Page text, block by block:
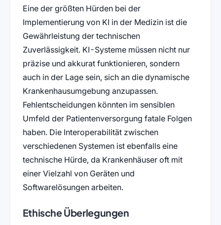
Eine der größten Hürden bei der
Implementierung von KI in der Medizin ist die
Gewährleistung der technischen
Zuverlässigkeit. KI-Systeme müssen nicht nur
präzise und akkurat funktionieren, sondern
auch in der Lage sein, sich an die dynamische
Krankenhausumgebung anzupassen.
Fehlentscheidungen könnten im sensiblen
Umfeld der Patientenversorgung fatale Folgen
haben. Die Interoperabilität zwischen
verschiedenen Systemen ist ebenfalls eine
technische Hürde, da Krankenhäuser oft mit
einer Vielzahl von Geräten und
Softwarelösungen arbeiten.
Ethische Überlegungen